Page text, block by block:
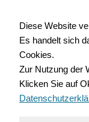
für
Diese Website
Es handelt sich
Cookies.
Zur Nutzung der
Klicken Sie auf